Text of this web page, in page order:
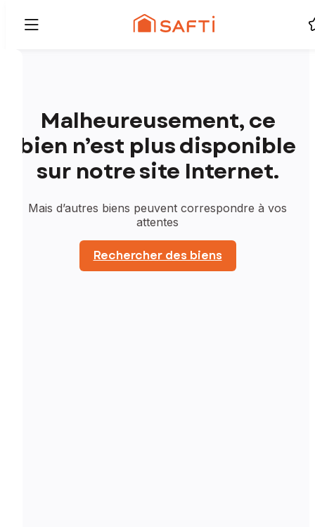
Malheureusement, ce
bien n’est plus disponible
sur notre site Internet.
Mais d’autres biens peuvent correspondre à vos
attentes
Rechercher des biens